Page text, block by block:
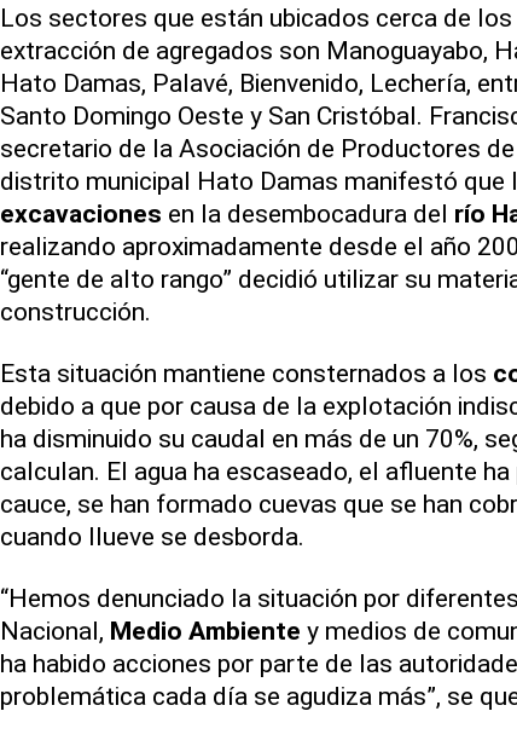
Los sectores que están ubicados cerca de
extracción de agregados son Manoguayabo,
Hato Damas, Palavé, Bienvenido, Lechería,
Santo Domingo Oeste y San Cristóbal.
secretario de la Asociación de Productores
distrito municipal Hato Damas manifestó que
excavaciones en la desembocadura del río
realizando aproximadamente desde el año
“gente de alto rango” decidió utilizar su
construcción.
Esta situación mantiene consternados a los
debido a que por causa de la explotación
ha disminuido su caudal en más de un 70%,
calculan. El agua ha escaseado, el afluente ha
cauce, se han formado cuevas que se han
cuando llueve se desborda.
“Hemos denunciado la situación por
Nacional, Medio Ambiente y medios de
ha habido acciones por parte de las
problemática cada día se agudiza más”, se